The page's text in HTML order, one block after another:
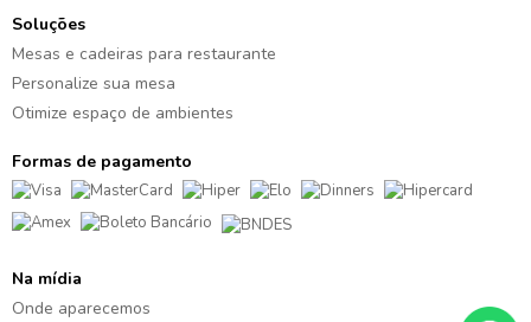
Soluções
Mesas e cadeiras para restaurante
Personalize sua mesa
Otimize espaço de ambientes
Formas de pagamento
Na mídia
Onde aparecemos